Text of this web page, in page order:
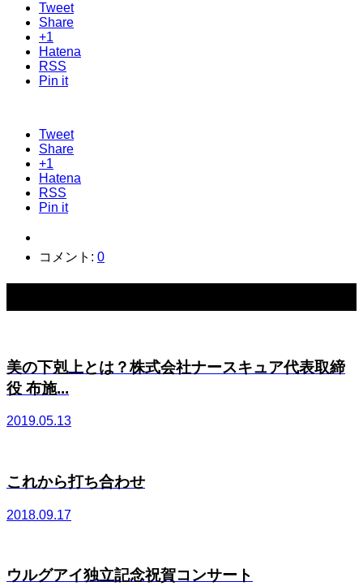
Tweet
Share
+1
Hatena
RSS
Pin it
Tweet
Share
+1
Hatena
RSS
Pin it
コメント: 0
美の下剋上とは？株式会社ナースキュア代表取締
役 布施...
2019.05.13
これから打ち合わせ
2018.09.17
ウルグアイ独立記念祝賀コンサート